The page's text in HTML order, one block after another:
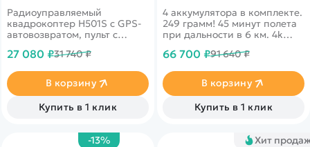
Радиоуправляемый
квадрокоптер H501S с GPS-
автовозвратом, пульт с
за мной'
27 080 ₽31 740 ₽
В корзину
Купить в 1 клик
4 аккумулятора в комплекте.
249 грамм! 45 минут полета
при дальности в 6 км. 4k
трансляция 1080p на
66 700 ₽91 640 ₽
В корзину
Купить в 1 клик
-13% Хит